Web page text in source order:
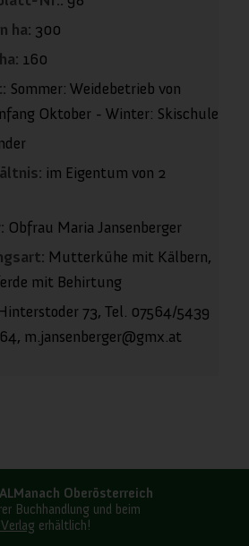
ha: 300
160
Sommer: Weidebetrieb von
Oktober - Winter: Skischule
im Eigentum von 2
Obfrau Maria Jansenberger
Mutterkühe mit Kälbern,
mit Behirtung
73, Tel. 07564/5439
m.jansenberger@gmx.at
Oberösterreich
Buchhandlung und beim
erhältlich!